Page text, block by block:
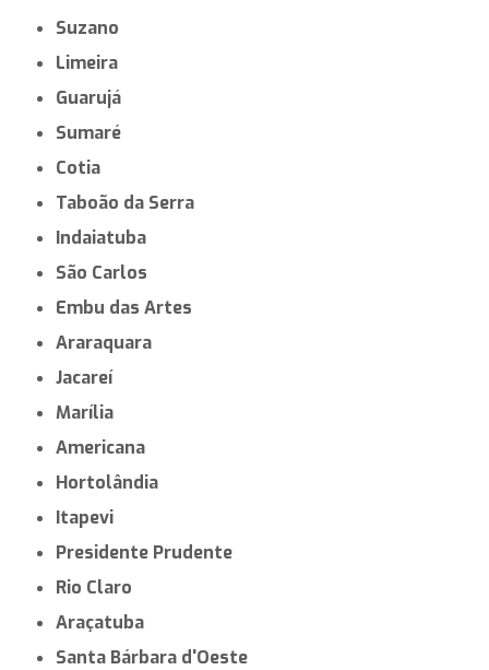
Suzano
Limeira
Guarujá
Sumaré
Cotia
Taboão da Serra
Indaiatuba
São Carlos
Embu das Artes
Araraquara
Jacareí
Marília
Americana
Hortolândia
Itapevi
Presidente Prudente
Rio Claro
Araçatuba
Santa Bárbara d'Oeste